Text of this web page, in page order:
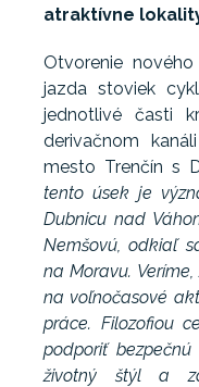
atraktívne
Otvorenie
jazda stoviek
jednotlivé časti
derivačnom
mesto Trenčín s
tento úsek je
Dubnicu nad
Nemšovú, odkiaľ
na Moravu.
na voľnočasové
práce. Filozofiou
podporiť
životný štýl a